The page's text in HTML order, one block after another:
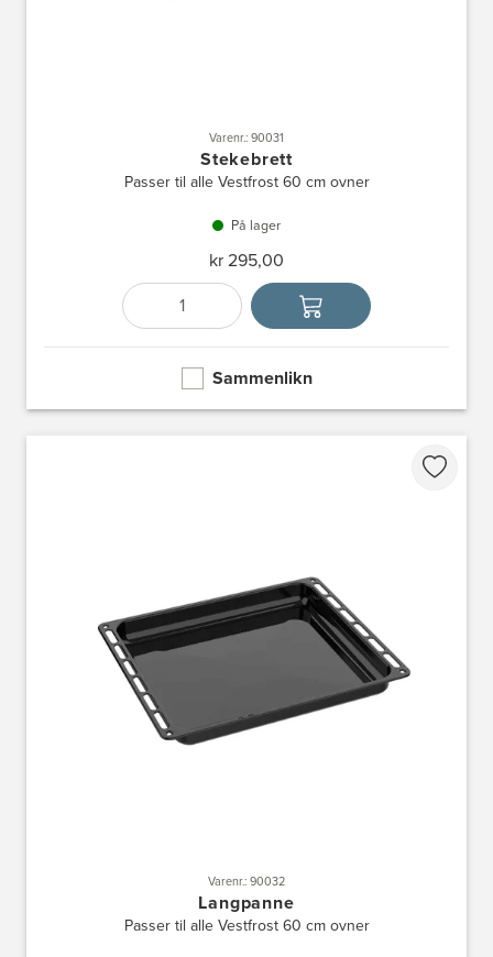
Varenr.: 90031
Stekebrett
Passer til alle Vestfrost 60 cm ovner
På lager
kr 295,00
Antall
Velg enhet
Sammenlikn
Varenr.: 90032
Langpanne
Passer til alle Vestfrost 60 cm ovner